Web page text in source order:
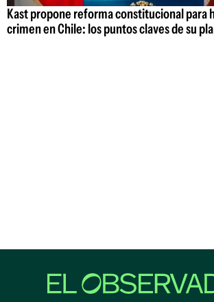
Kast propone reforma constitucional para
crimen en Chile: los puntos claves de su